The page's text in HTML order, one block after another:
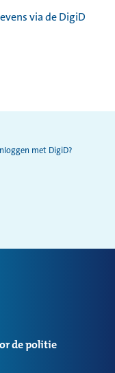
via de DigiD
met DigiD?
de politie